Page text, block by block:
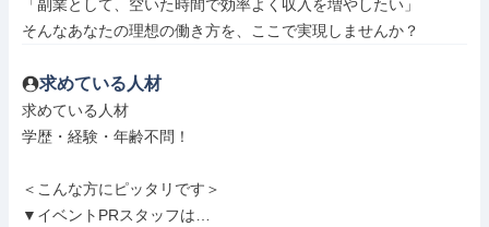
「副業として、空いた時間で効率よく収入を増やしたい」
そんなあなたの理想の働き方を、ここで実現しませんか？
求めている人材
求めている人材
学歴・経験・年齢不問！
＜こんな方にピッタリです＞
▼イベントPRスタッフは…